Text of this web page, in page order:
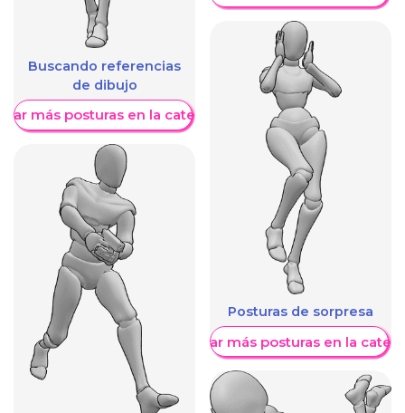
Buscando referencias
de dibujo
más posturas en la categoría
Posturas de sorpresa
Mostrar más posturas en la